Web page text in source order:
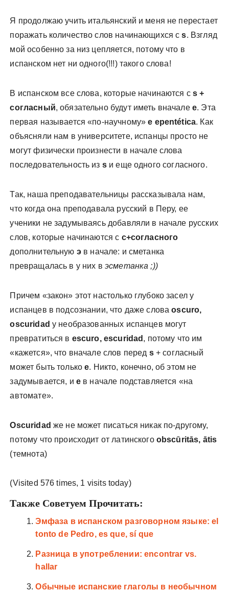
Я продолжаю учить итальянский и меня не перестает
поражать количество слов начинающихся сs. Взгляд
мой особенно за низ цепляется, потому что в
испанском нет ни одного(!!!) такого слова!
В испанском все слова, которые начинаются сs +
согласный, обязательно будут иметь вначале е. Эта
первая называется «по-научному»e epentética. Как
объясняли нам в университете, испанцы просто не
могут физически произнести в начале слова
последовательность из sи еще одного согласного.
Так, наша преподавательницы рассказывала нам,
что когда она преподавала русский в Перу, ее
ученики не задумываясь добавляли в начале русских
слов, которые начинаются с с+согласного
дополнительную эв начале: и сметанка
превращалась в у них в эсметанка ;))
Причем «закон» этот настолько глубоко засел у
испанцев в подсознании, что даже словаoscuro,
oscuridad у необразованных испанцев могут
превратиться в escuro, escuridad , потому что им
«кажется», что вначале слов перед s+ согласный
может быть толькоe. Никто, конечно, об этом не
задумывается, и e в начале подставляется «на
автомате».
Oscuridad же не может писаться никак по-другому,
потому что происходит от латинского obscūritās, ātis
(темнота)
(Visited 576 times, 1 visits today)
Также Советуем Прочитать:
Эмфаза в испанском разговорном языке: el
tonto de Pedro, es que, sí que
Разница в употреблении: encontrar vs.
hallar
Обычные испанские глаголы в необычном